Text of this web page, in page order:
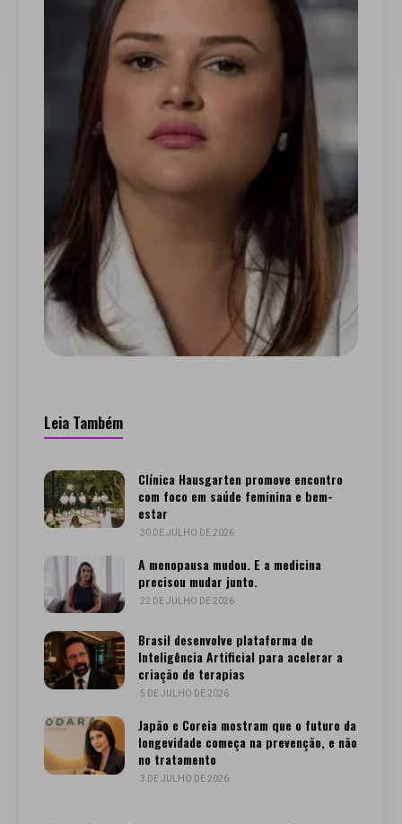
Leia Também
Clínica Hausgarten promove encontro
com foco em saúde feminina e bem-
estar
30 DE JULHO DE 2026
A menopausa mudou. E a medicina
precisou mudar junto.
22 DE JULHO DE 2026
Brasil desenvolve plataforma de
Inteligência Artificial para acelerar a
criação de terapias
5 DE JULHO DE 2026
Japão e Coreia mostram que o futuro da
longevidade começa na prevenção, e não
no tratamento
3 DE JULHO DE 2026